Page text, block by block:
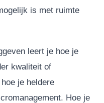
is met ruimte
leert je hoe je
kwaliteit of
je heldere
Hoe je